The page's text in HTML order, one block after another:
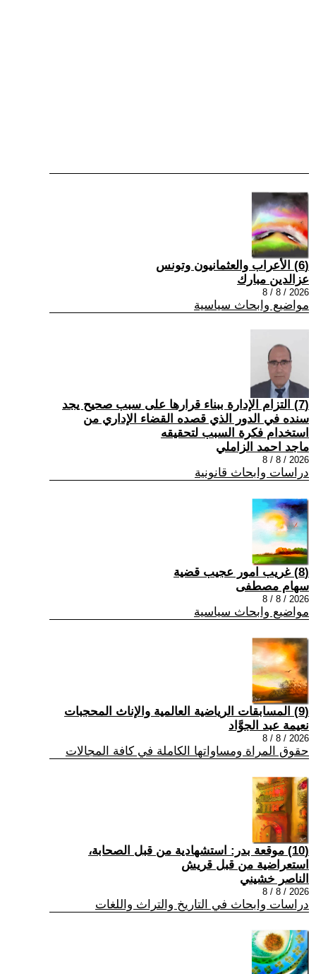
(6) الأعراب والعثمانيون وتونس
عزالدين مبارك
2026 / 8 / 8
مواضيع وابحاث سياسية
(7) التزام الإدارة ببناء قرارها على سبب صحیح یجد
سنده في الدور الذي قصده القضاء الإداري من
استخدام فكرة السبب لتحقیقه
ماجد احمد الزاملي
2026 / 8 / 8
دراسات وابحاث قانونية
(8) غريب امور عجيب قضية
سهام مصطفى
2026 / 8 / 8
مواضيع وابحاث سياسية
(9) المسابقات الرياضية العالمية والإناث المحجبات
نعيمة عبد الجوَّاد
2026 / 8 / 8
حقوق المراة ومساواتها الكاملة في كافة المجالات
(10) موقعة بدر: استشهادية من قبل الصحابة،
استعراضية من قبل قريش
الناصر خشيني
2026 / 8 / 8
دراسات وابحاث في التاريخ والتراث واللغات